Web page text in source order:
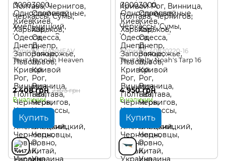
Артикул: HANHEAV
Тент Hannah Heaven
2 408 грн 2 675 грн
В наличии
Купить
Артикул: 40820220-16
Тент Kelty Noah's Tarp 16
4 950 грн
В наличии
Купить